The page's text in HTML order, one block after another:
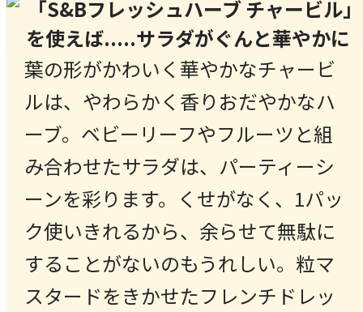
葉の形がかわいく華やかなチャービ
ルは、やわらかく香りおだやかなハ
ーブ。ベビーリーフやフルーツと組
み合わせたサラダは、パーティーシ
ーンを彩ります。くせがなく、1パッ
ク使いきれるから、余らせて無駄に
することがないのもうれしい。粒マ
スタードをきかせたフレンチドレッ